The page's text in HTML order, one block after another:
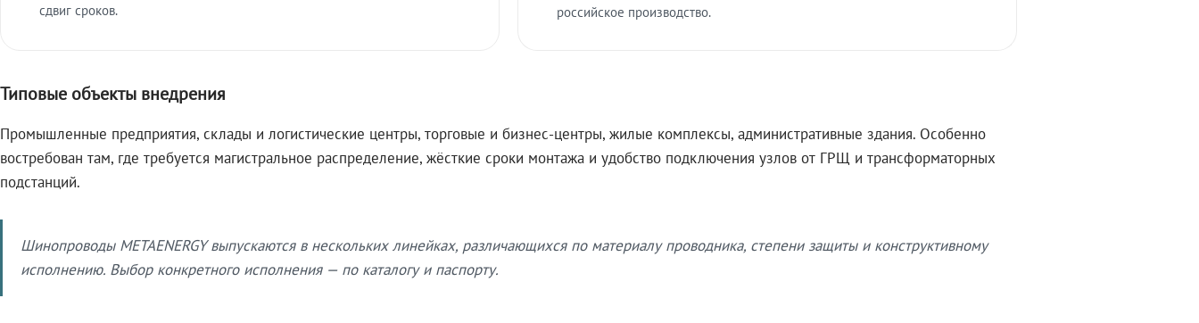
сдвиг сроков.
российское производство.
Типовые объекты внедрения
Промышленные предприятия, склады и логистические центры, торговые и бизнес-центры, жилые комплексы, административные здания. Особенно
востребован там, где требуется магистральное распределение, жёсткие сроки монтажа и удобство подключения узлов от ГРЩ и трансформаторных
подстанций.
Шинопроводы METAENERGY выпускаются в нескольких линейках, различающихся по материалу проводника, степени защиты и конструктивному
исполнению. Выбор конкретного исполнения — по каталогу и паспорту.